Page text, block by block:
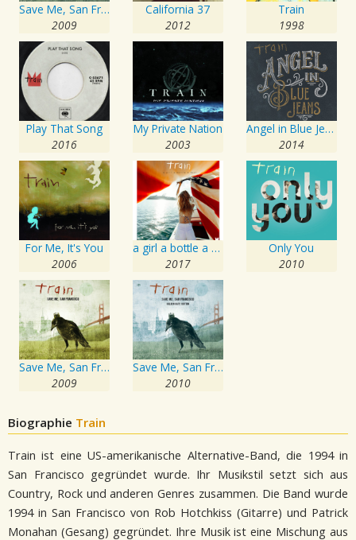
Save Me, San Francisco
2009
California 37
2012
Train
1998
Play That Song
2016
My Private Nation
2003
Angel in Blue Jeans
2014
For Me, It's You
2006
a girl a bottle a boat
2017
Only You
2010
Save Me, San Francisco
2009
Save Me, San Francisco
2010
Biographie Train
Train ist eine US-amerikanische Alternative-Band, die 1994 in
San Francisco gegründet wurde. Ihr Musikstil setzt sich aus
Country, Rock und anderen Genres zusammen. Die Band wurde
1994 in San Francisco von Rob Hotchkiss (Gitarre) und Patrick
Monahan (Gesang) gegründet. Ihre Musik ist eine Mischung aus